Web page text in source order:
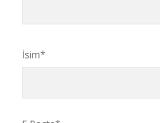
İsim*